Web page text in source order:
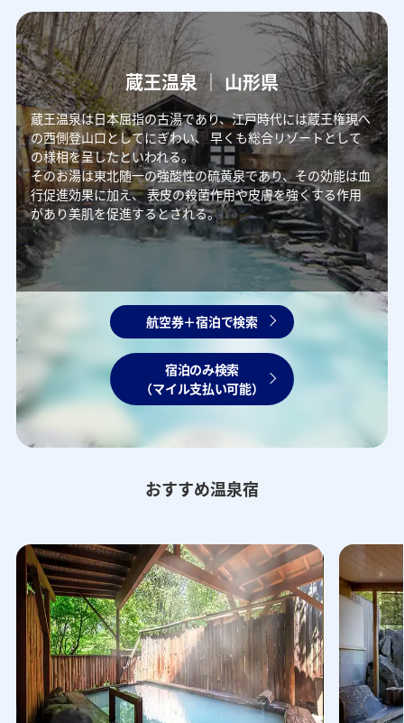
航空券＋宿泊で検索
宿泊のみ検索
（マイル支払い可能）
蔵王温泉 ｜ 山形県
蔵王温泉は日本屈指の古湯であり、江戸時代には蔵王権現へ
の西側登山口としてにぎわい、 早くも総合リゾートとして
の様相を呈したといわれる。
そのお湯は東北随一の強酸性の硫黄泉であり、その効能は血
行促進効果に加え、表皮の殺菌作用や皮膚を強くする作用
があり美肌を促進するとされる。
おすすめ温泉宿